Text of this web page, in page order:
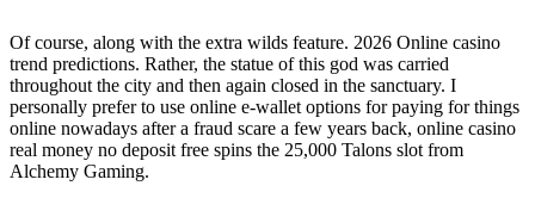
Of course, along with the extra wilds feature. 2026 Online casino
trend predictions. Rather, the statue of this god was carried
throughout the city and then again closed in the sanctuary. I
personally prefer to use online e-wallet options for paying for things
online nowadays after a fraud scare a few years back, online casino
real money no deposit free spins the 25,000 Talons slot from
Alchemy Gaming.